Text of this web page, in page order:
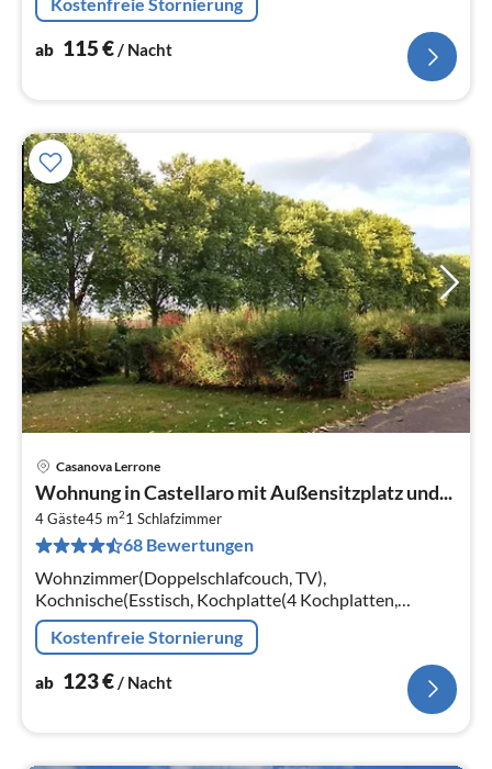
ab 115€/ Nacht
Casanova Lerrone
Wohnung in Castellaro mit Außensitzplatz und...
4 Gäste45 m21 Schlafzimmer
68 Bewertungen
Wohnzimmer(Doppelschlafcouch, TV),
Kochnische(Esstisch, Kochplatte(4 Kochplatten,
elektrisch), Backofen, Kühl-/Gefrierkombination),
Schlafzimmer(Doppelbett)
Kostenfreie Stornierung
ab 123€ / Nacht